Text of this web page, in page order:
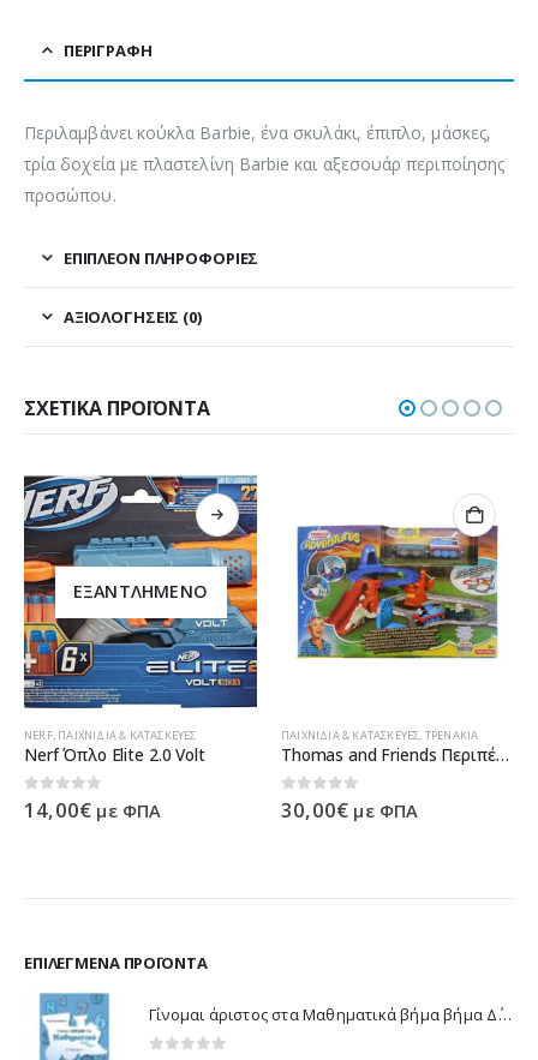
ΠΕΡΙΓΡΑΦΉ
Περιλαμβάνει κούκλα Barbie, ένα σκυλάκι, έπιπλο, μάσκες,
τρία δοχεία με πλαστελίνη Barbie και αξεσουάρ περιποίησης
προσώπου.
ΕΠΙΠΛΈΟΝ ΠΛΗΡΟΦΟΡΊΕΣ
ΑΞΙΟΛΟΓΉΣΕΙΣ (0)
ΣΧΕΤΙΚΆ ΠΡΟΪΌΝΤΑ
ΕΞΑΝΤΛΗΜΈΝΟ
NERF, ΠΑΙΧΝΊΔΙΑ & ΚΑΤΑΣΚΕΥΈΣ
Nerf Όπλο Elite 2.0 Volt
0 out of 5
14,00€ με ΦΠΑ
ΠΑΙΧΝΊΔΙΑ & ΚΑΤΑΣΚΕΥΈΣ, ΤΡΕΝΆΚΙΑ
Thomas and Friends Περιπέτεια με τους Δεινοσαύρους FBC62
0 out of 5
30,00€ με ΦΠΑ
ΕΠΙΛΕΓΜΈΝΑ ΠΡΟΪΌΝΤΑ
Γίνομαι άριστος στα Μαθηματικά βήμα βήμα Δ΄ Δημοτικού - Λυκοτραφίτη Αντιγόνη 21188